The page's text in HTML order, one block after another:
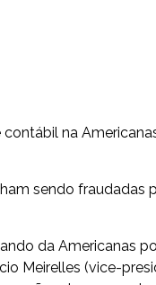
na
sendo fraudadas
da Americanas
Meirelles (vice-